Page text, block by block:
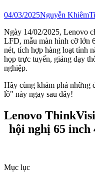
04/03/2025Nguyễn Khiêm
Ngày 14/02/2025, Lenovo
LFD, mẫu màn hình cỡ lớn
nét, tích hợp hàng loạt tính
họp trực tuyến, giảng dạy
nghiệp.
Hãy cùng khám phá những
lồ" này ngay sau đây!
Lenovo
hội nghị 65
Mục lục